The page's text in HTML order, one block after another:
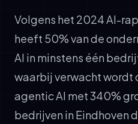
Volgens het 2024 AI-
heeft 50% van de
AI in minstens één
waarbij verwacht wordt
agentic AI met 340%
bedrijven in Eindhoven